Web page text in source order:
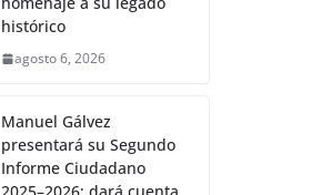
histórico
agosto 6, 2026
Manuel Gálvez
presentará su Segundo
Informe Ciudadano